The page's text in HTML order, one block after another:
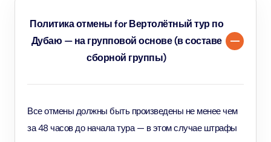
Политика отмены for Вертолётный тур по
Дубаю — на групповой основе (в составе
сборной группы)
Все отмены должны быть произведены не менее чем
за 48 часов до начала тура — в этом случае штрафы